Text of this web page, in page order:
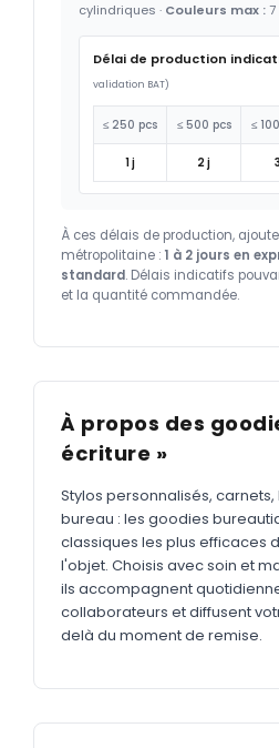
cylindriques · Couleurs max :7
Délai de production
validation BAT)
≤ 250 pcs ≤ 500 pcs ≤
1 j 2 j
À ces délais de production,
métropolitaine : 1 à 2 jours en
standard. Délais indicatifs
et la quantité commandée.
À propos des
écriture »
Stylos personnalisés,
bureau : les goodies
classiques les plus efficaces
l'objet. Choisis avec soin et
ils accompagnent
collaborateurs et diffusent
delà du moment de remise.